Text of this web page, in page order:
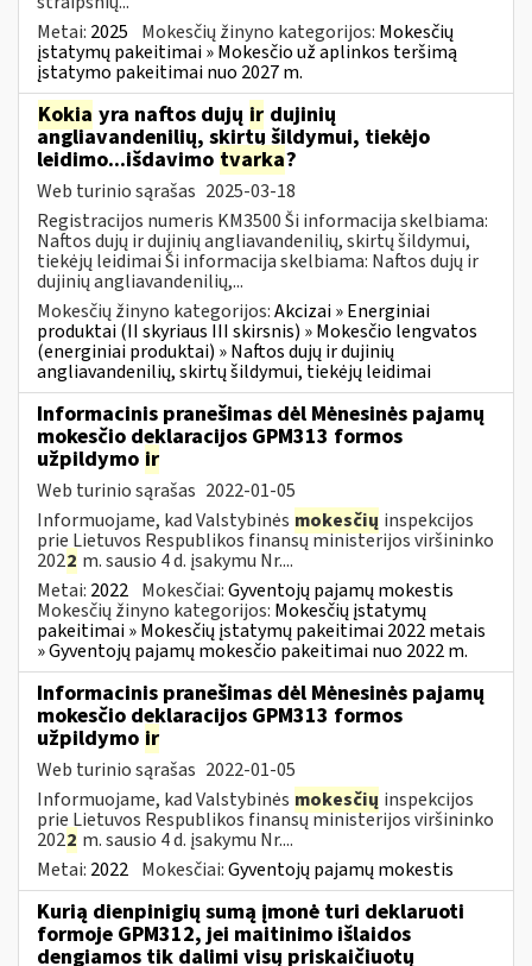
Metai: 2025 Mokesčių žinyno kategorijos: Mokesčių
įstatymų pakeitimai » Mokesčio už aplinkos teršimą
įstatymo pakeitimai nuo 2027 m.
Kokia yra naftos dujų ir dujinių
angliavandenilių, skirtų šildymui, tiekėjo
leidimo...išdavimo tvarka?
Web turinio sąrašas 2025-03-18
Registracijos numeris KM3500 Ši informacija skelbiama:
Naftos dujų ir dujinių angliavandenilių, skirtų šildymui,
tiekėjų leidimai Ši informacija skelbiama: Naftos dujų ir
dujinių angliavandenilių,...
Mokesčių žinyno kategorijos:Akcizai » Energiniai
produktai (II skyriaus III skirsnis) » Mokesčio lengvatos
(energiniai produktai) » Naftos dujų ir dujinių
angliavandenilių, skirtų šildymui, tiekėjų leidimai
Informacinis pranešimas dėl Mėnesinės pajamų
mokesčio deklaracijos GPM313 formos
užpildymo ir
Web turinio sąrašas 2022-01-05
Informuojame, kad Valstybinės mokesčių inspekcijos
prie Lietuvos Respublikos finansų ministerijos viršininko
2022 m. sausio 4 d. įsakymu Nr....
Metai: 2022 Mokesčiai:Gyventojų pajamų mokestis
Mokesčių žinyno kategorijos: Mokesčių įstatymų
pakeitimai » Mokesčių įstatymų pakeitimai 2022 metais
» Gyventojų pajamų mokesčio pakeitimai nuo 2022 m.
Informacinis pranešimas dėl Mėnesinės pajamų
mokesčio deklaracijos GPM313 formos
užpildymo ir
Web turinio sąrašas 2022-01-05
Informuojame, kad Valstybinės mokesčių inspekcijos
prie Lietuvos Respublikos finansų ministerijos viršininko
2022 m. sausio 4 d. įsakymu Nr....
Metai: 2022 Mokesčiai:Gyventojų pajamų mokestis
Kurią dienpinigių sumą įmonė turi deklaruoti
formoje GPM312, jei maitinimo išlaidos
dengiamos tik dalimi visų priskaičiuotų